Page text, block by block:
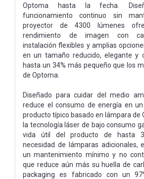
Optoma hasta la fecha.
funcionamiento continuo sin
proyector de 4300 lúmenes
rendimiento de imagen con
instalación flexibles y amplias
en un tamaño reducido, elegante y
hasta un 34% más pequeño que los
de Optoma.
Diseñado para cuidar del medio
reduce el consumo de energía en
producto típico basado en lámpara de
la tecnología láser de bajo consumo
vida útil del producto de hasta
necesidad de lámparas adicionales,
un mantenimiento mínimo y no
que reduce aún más su huella de
packaging es fabricado con un